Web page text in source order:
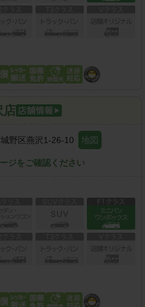
店
野区燕沢1-26-10 地図
ジをご確認ください